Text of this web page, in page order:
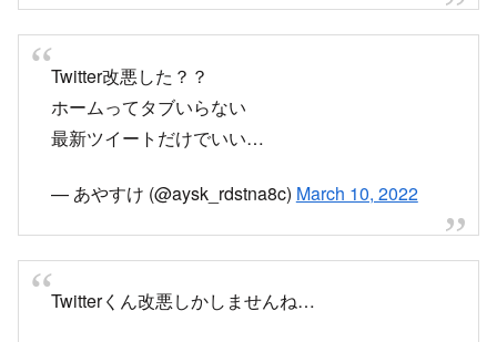
Twitter改悪した？？
ホームってタブいらない
最新ツイートだけでいい…
— あやすけ (@aysk_rdstna8c) March 10, 2022
Twitterくん改悪しかしませんね…